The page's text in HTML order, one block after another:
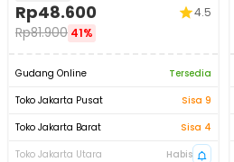
Rp48.600
Rp81.900 41%
4.5
Gudang Online
Tersedia
Toko Jakarta Pusat
Sisa 9
Toko Jakarta Barat
Sisa 4
Toko Jakarta Utara
Habis